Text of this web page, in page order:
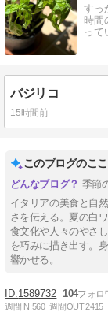
すっ
時間
って
バジリコ
15時間前
このブログのこ
季節
イタリアの美食と自
さを伝える。夏の白
食文化や人々のやさ
を巧みに描き出す。
響かせる。
1589732 104
週間IN:560 週間OUT:2415